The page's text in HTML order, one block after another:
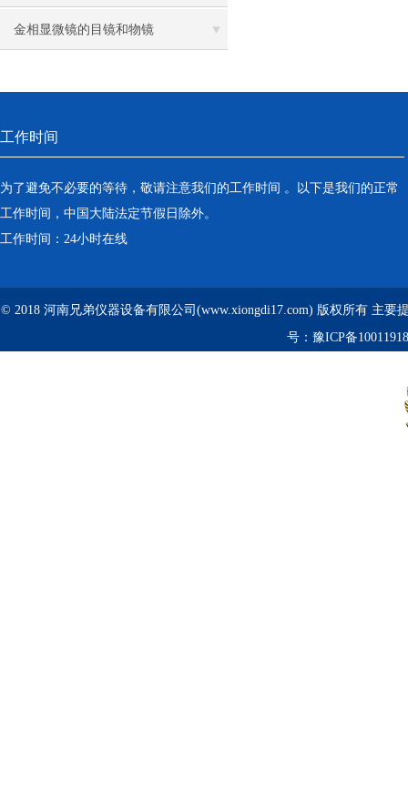
金相显微镜的目镜和物镜
工作时间
为了避免不必要的等待，敬请注意我们的工作时间 。以下是我们的正常
工作时间，中国大陆法定节假日除外。
工作时间：24小时在线
© 2018 河南兄弟仪器设备有限公司(www.xiongdi17.com) 版权所有 主要
号： 豫ICP备